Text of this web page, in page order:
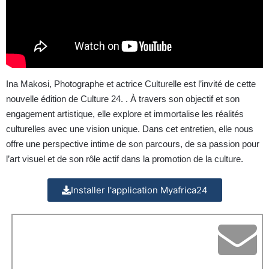
Ina Makosi, Photographe et actrice Culturelle est l’invité de cette
nouvelle édition de Culture 24. . À travers son objectif et son
engagement artistique, elle explore et immortalise les réalités
culturelles avec une vision unique. Dans cet entretien, elle nous
offre une perspective intime de son parcours, de sa passion pour
l’art visuel et de son rôle actif dans la promotion de la culture.
Installer l'application Myafrica24